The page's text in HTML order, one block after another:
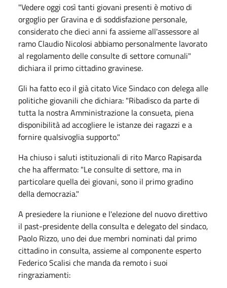
"Vedere oggi così tanti giovani presenti è motivo di
orgoglio per Gravina e di soddisfazione personale,
considerato che dieci anni fa assieme all'assessore al
ramo Claudio Nicolosi abbiamo personalmente lavorato
al regolamento delle consulte di settore comunali"
dichiara il primo cittadino gravinese.
Gli ha fatto eco il già citato Vice Sindaco con delega alle
politiche giovanili che dichiara: "Ribadisco da parte di
tutta la nostra Amministrazione la consueta, piena
disponibilità ad accogliere le istanze dei ragazzi e a
fornire qualsivoglia supporto."
Ha chiuso i saluti istituzionali di rito Marco Rapisarda
che ha affermato: "Le consulte di settore, ma in
particolare quella dei giovani, sono il primo gradino
della democrazia."
A presiedere la riunione e l'elezione del nuovo direttivo
il past-presidente della consulta e delegato del sindaco,
Paolo Rizzo, uno dei due membri nominati dal primo
cittadino in consulta, assieme al componente esperto
Federico Scalisi che manda da remoto i suoi
ringraziamenti: